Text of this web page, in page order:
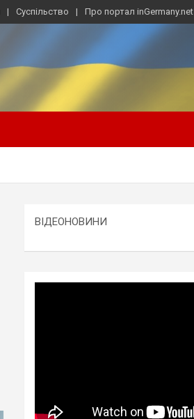
Суспільство Про портал inGermany.net
ВІДЕОНОВИНИ